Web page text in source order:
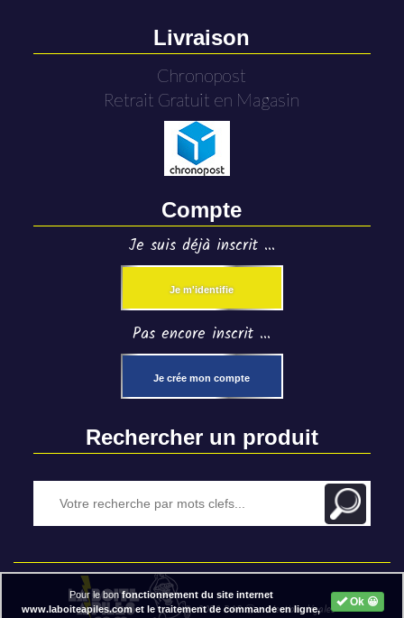
Livraison
Chronopost
Retrait Gratuit en Magasin
Compte
Je suis déjà inscrit ...
Je m'identifie
Pas encore inscrit ...
Je crée mon compte
Rechercher un produit
2020 BAP ⓒ - Mentions légales
Ok 😀
Pour le bonfonctionnement du site internet
www.laboiteapiles.com et le traitement de commande en ligne,